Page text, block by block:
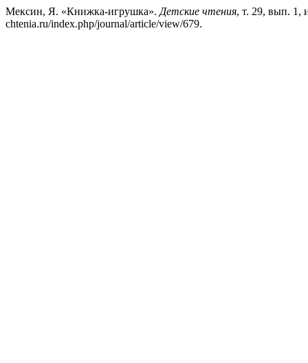
Мексин, Я. «Книжка-игрушка». Детские чтения, т. 29, вып. 1,
chtenia.ru/index.php/journal/article/view/679.